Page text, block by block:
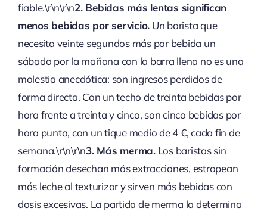
fiable.\r\n\r\n2. Bebidas más lentas significan
menos bebidas por servicio. Un barista que
necesita veinte segundos más por bebida un
sábado por la mañana con la barra llena no es una
molestia anecdótica: son ingresos perdidos de
forma directa. Con un techo de treinta bebidas por
hora frente a treinta y cinco, son cinco bebidas por
hora punta, con un tique medio de 4 €, cada fin de
semana.\r\n\r\n3. Más merma.Los baristas sin
formación desechan más extracciones, estropean
más leche al texturizar y sirven más bebidas con
dosis excesivas. La partida de merma la determina